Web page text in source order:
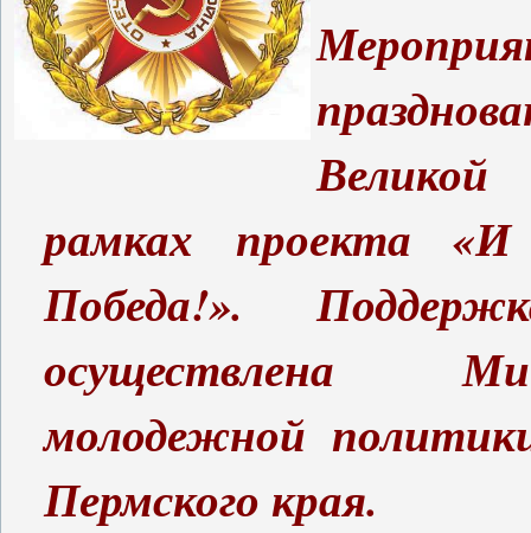
рамках проекта
Победа!».
осуществлена
молодежной
Пермского края.